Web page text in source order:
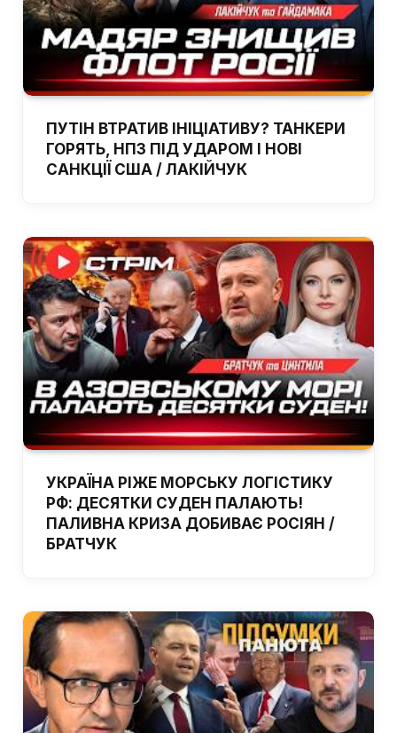
ПУТІН ВТРАТИВ ІНІЦІАТИВУ? ТАНКЕРИ
ГОРЯТЬ, НПЗ ПІД УДАРОМ І НОВІ
САНКЦІЇ США / ЛАКІЙЧУК
УКРАЇНА РІЖЕ МОРСЬКУ ЛОГІСТИКУ
РФ: ДЕСЯТКИ СУДЕН ПАЛАЮТЬ!
ПАЛИВНА КРИЗА ДОБИВАЄ РОСІЯН /
БРАТЧУК